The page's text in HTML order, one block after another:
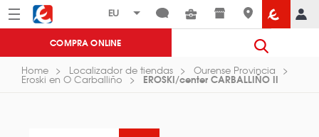
Menú Eroski
COMPRA ONLINE
Home Localizador de tiendas Ourense Provincia
Eroski en O Carballiño EROSKI/center CARBALLIÑO II